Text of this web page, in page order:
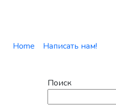
Home Написать нам!
Поиск